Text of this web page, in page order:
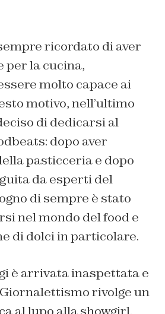
ricordato di aver
per la cucina,
molto capace ai
motivo, nell’ultimo
di dedicarsi al
dopo aver
pasticceria e dopo
da esperti del
di sempre è stato
nel mondo del food e
di dolci in particolare.
è arrivata inaspettata e
rivolge un
al lupo alla showgirl.